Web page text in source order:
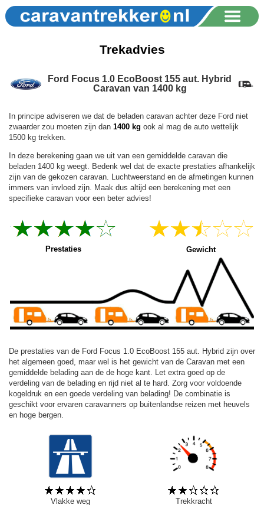
Trekadvies
Ford Focus 1.0 EcoBoost 155 aut. Hybrid
Caravan van 1400 kg
In principe adviseren we dat de beladen caravan achter deze Ford niet
zwaarder zou moeten zijn dan 1400 kg ook al mag de auto wettelijk
1500 kg trekken.
In deze berekening gaan we uit van een gemiddelde caravan die
beladen 1400 kg weegt. Bedenk wel dat de exacte prestaties afhankelijk
zijn van de gekozen caravan. Luchtweerstand en de afmetingen kunnen
immers van invloed zijn. Maak dus altijd een berekening met een
specifieke caravan voor een beter advies!
Prestaties Gewicht
De prestaties van de Ford Focus 1.0 EcoBoost 155 aut. Hybrid zijn over
het algemeen goed, maar wel is het gewicht van de Caravan met een
gemiddelde belading aan de de hoge kant. Let extra goed op de
verdeling van de belading en rijd niet al te hard. Zorg voor voldoende
kogeldruk en een goede verdeling van belading! De combinatie is
geschikt voor ervaren caravanners op buitenlandse reizen met heuvels
en hoge bergen.
Vlakke weg
Trekkracht